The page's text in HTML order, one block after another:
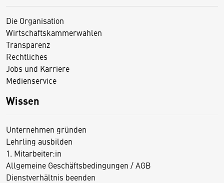
Die Organisation
Wirtschaftskammerwahlen
Transparenz
Rechtliches
Jobs und Karriere
Medienservice
Wissen
Unternehmen gründen
Lehrling ausbilden
1. Mitarbeiter:in
Allgemeine Geschäftsbedingungen / AGB
Dienstverhältnis beenden